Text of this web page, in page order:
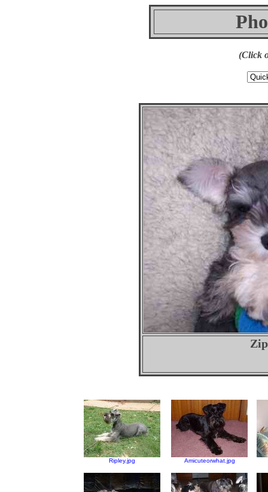
(Click
Ripley.jpg Amicuteorwhat.jpg